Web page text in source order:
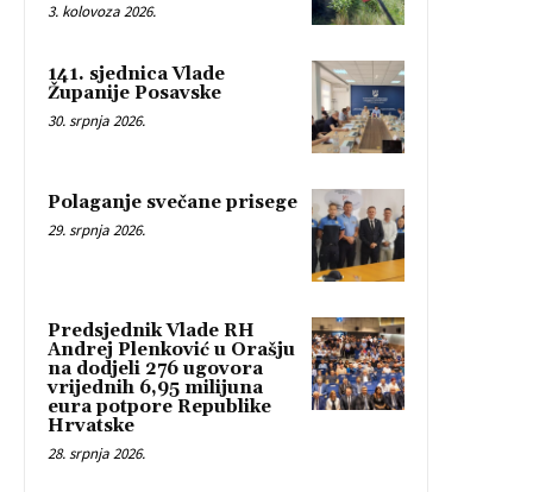
3. kolovoza 2026.
141. sjednica Vlade
Županije Posavske
30. srpnja 2026.
Polaganje svečane prisege
29. srpnja 2026.
Predsjednik Vlade RH
Andrej Plenković u Orašju
na dodjeli 276 ugovora
vrijednih 6,95 milijuna
eura potpore Republike
Hrvatske
28. srpnja 2026.